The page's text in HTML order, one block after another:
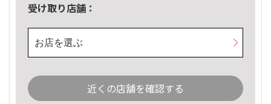
受け取り店舗：
お店を選ぶ
近くの店舗を確認する